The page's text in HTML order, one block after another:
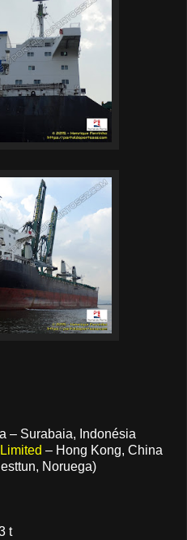
– Surabaia, Indonésia
– Hong Kong, China
Noruega)
t